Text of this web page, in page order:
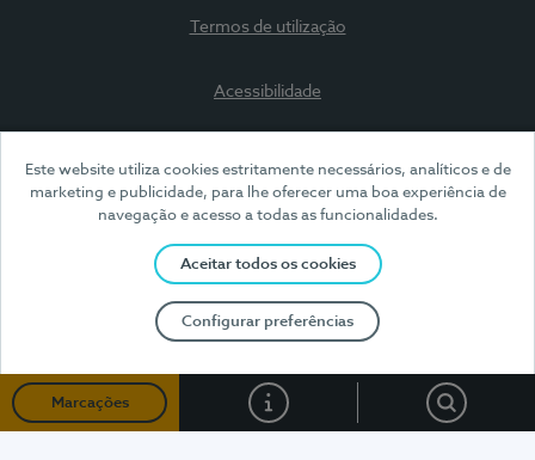
Este website utiliza cookies estritamente necessários, analíticos e de
marketing e publicidade, para lhe oferecer uma boa experiência de
navegação e acesso a todas as funcionalidades.
Aceitar todos os cookies
Configurar preferências
Marcações Apoio ao Cliente
Termos de utilização
Acessibilidade